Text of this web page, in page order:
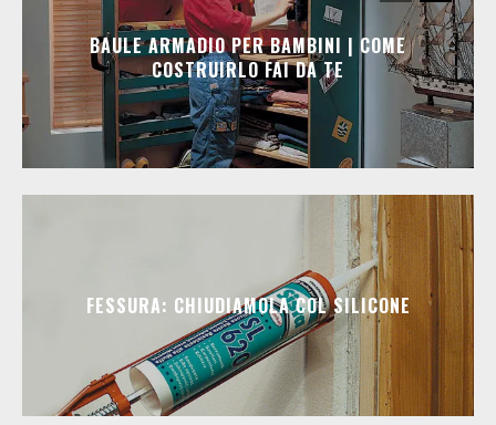
BAULE ARMADIO PER BAMBINI | COME
COSTRUIRLO FAI DA TE
FESSURA: CHIUDIAMOLA COL SILICONE